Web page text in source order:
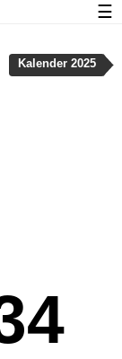
Kalender 2025
☰